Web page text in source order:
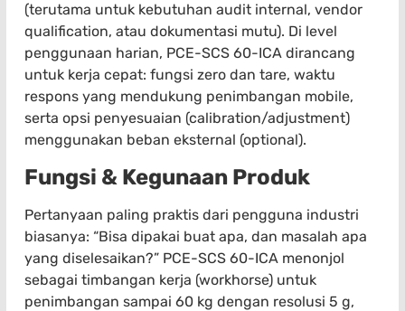
(terutama untuk kebutuhan audit internal, vendor
qualification, atau dokumentasi mutu). Di level
penggunaan harian, PCE-SCS 60-ICA dirancang
untuk kerja cepat: fungsi zero dan tare, waktu
respons yang mendukung penimbangan mobile,
serta opsi penyesuaian (calibration/adjustment)
menggunakan beban eksternal (optional).
Fungsi & Kegunaan Produk
Pertanyaan paling praktis dari pengguna industri
biasanya: “Bisa dipakai buat apa, dan masalah apa
yang diselesaikan?” PCE-SCS 60-ICA menonjol
sebagai timbangan kerja (workhorse) untuk
penimbangan sampai 60 kg dengan resolusi 5 g,